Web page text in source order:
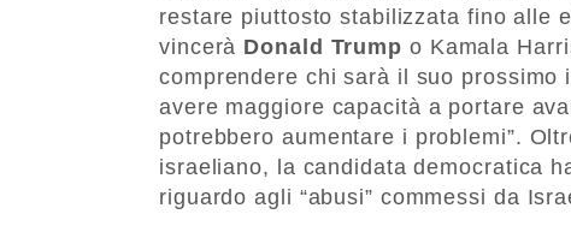
restare piuttosto stabilizzata fino alle
vincerà Donald Trump o Kamala
comprendere chi sarà il suo
avere maggiore capacità a portare
potrebbero aumentare i problemi”.
israeliano, la candidata democratica
riguardo agli “abusi” commessi da